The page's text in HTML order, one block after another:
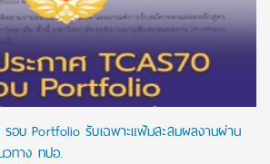
อบ Portfolio รับเฉพาะแฟ้มสะสมผลงานผ่าน
วทาง ทปอ.